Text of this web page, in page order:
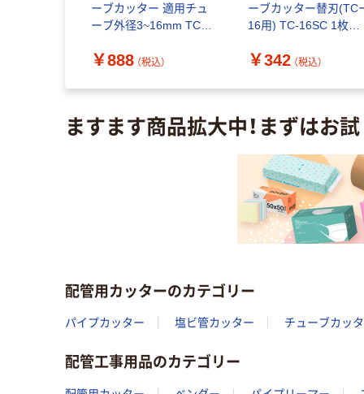
ーブカッター 適用チュ
ーブ外径3~16mm TC-
品）
￥888 （税込）
ーブカッター替刃(TC
16用) TC-16SC 1枚
￥342 （税込）
ますます商品拡大中！まずはお
配管用カッターのカテゴリー
パイプカッター 塩ビ管カッター チューブカッ
配管工事用品のカテゴリー